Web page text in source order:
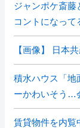
ジャンポケ斎藤
コントになっ
【画像】 日本
積水ハウス「地
ーかわいそう…
賃貸物件を内覧